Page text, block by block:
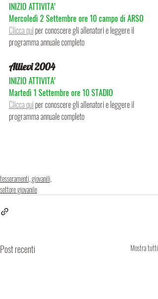
INIZIO ATTIVITA’
Mercoledì 2 Settembre ore 10 campo di ARSO
Clicca qui per conoscere gli allenatori e leggere il
programma annuale completo
Allievi 2004
INIZIO ATTIVITA’
Martedì 1 Settembre ore 10 STADIO
Clicca qui per conoscere gli allenatori e leggere il
programma annuale completo
tesseramenti, giovanili,
settore giovanile
Post recenti Mostra tutti